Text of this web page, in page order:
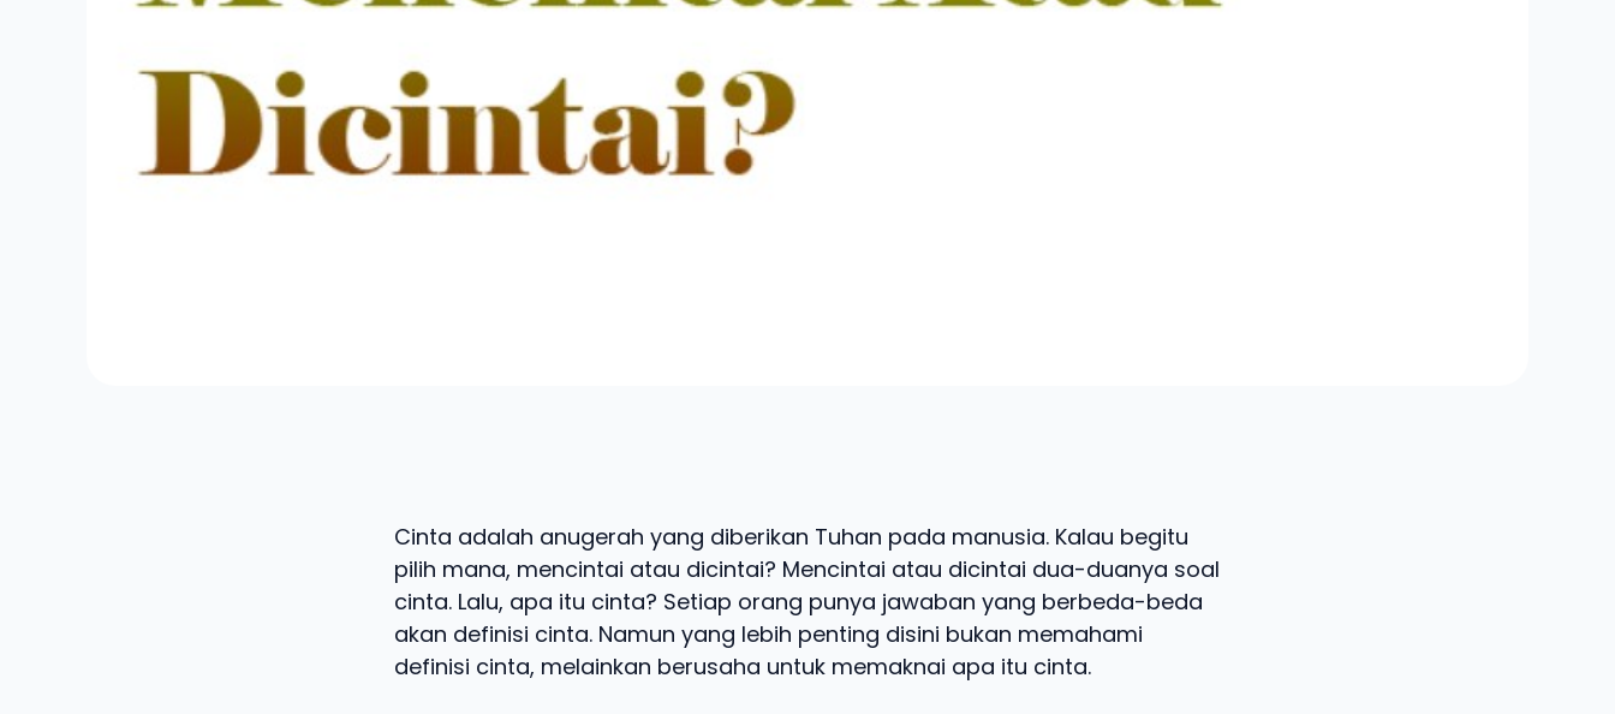
Cinta adalah anugerah yang diberikan Tuhan pada manusia. Kalau begitu
pilih mana, mencintai atau dicintai? Mencintai atau dicintai dua-duanya soal
cinta. Lalu, apa itu cinta? Setiap orang punya jawaban yang berbeda-beda
akan definisi cinta. Namun yang lebih penting disini bukan memahami
definisi cinta, melainkan berusaha untuk memaknai apa itu cinta.